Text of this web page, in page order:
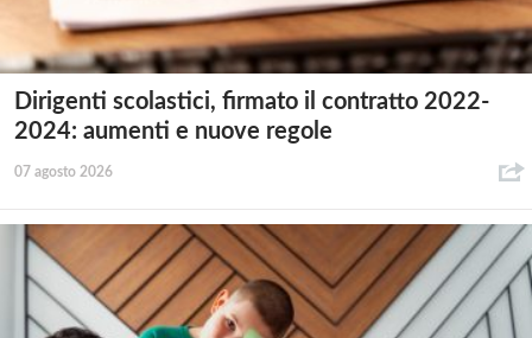
Dirigenti scolastici, firmato il contratto 2022-
2024: aumenti e nuove regole
07 agosto 2026